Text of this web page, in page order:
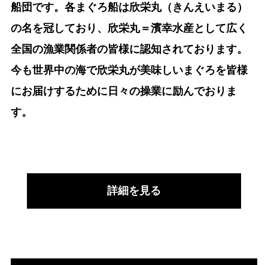
船団です。各まぐろ船は欣栄丸（きんえいまる）
の名を冠しており、欣栄丸＝濱幸水産として広く
全国の漁業関係者の皆様に認知されております。
今も世界中の海で欣栄丸が美味しいまぐろを皆様
にお届けするために日々の操業に励んでおりま
す。
詳細を見る